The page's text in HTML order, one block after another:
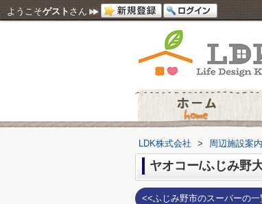
ようこそゲスト さん
LDK株式会社 > 周辺施設案内
ヤオコー/ふじみ野
<<ふじみ野市のスーパーの一